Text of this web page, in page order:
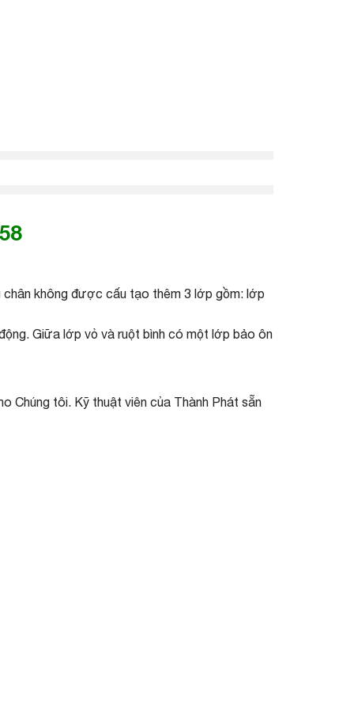
không được cấu tạo thêm 3 lớp gồm: lớp
Giữa lớp vỏ và ruột bình có một lớp bảo ôn
Chúng tôi. Kỹ thuật viên của Thành Phát sẵn